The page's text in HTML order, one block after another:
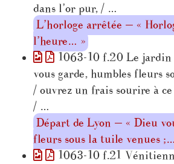
dans l’or pur, / …
L’horloge arrêtée — «
l’heure… »
1063-10 f.20 Le jardin
vous garde, humbles fleurs
/ ouvrez un frais sourire à
/ …
Départ de Lyon — « Dieu
fleurs sous la tuile venues
1063-10 f.21